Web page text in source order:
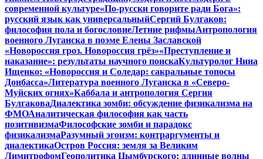
современной культуре«По-русски говорите ради Бога»:
русский язык как универсальныйСергий Булгаков:
философия пола и богословиеЛетние рифмыАнтропология
военного Луганска в поэме Елены Заславской
«Новороссия гроз. Новороссия грёз»«Преступление и
наказание»: результаты научного поискаКультуролог Нина
Ищенко: «Новороссия и Соледар: сакральные топосы
Донбасса»Литература военного Луганска в «Северо-
Муйских огнях»Каббала и антропология Сергия
БулгаковаДиалектика зомби: обсуждение физикализма на
ФМОАналитическая философия как часть
позитивизмаФилософские зомби и парадокс
физикализмаРазумный эгоизм: контраргументы и
диалектикаОстров Россия: земля за Великим
ЛимитрофомГеополитика Цымбурского: длинные волны